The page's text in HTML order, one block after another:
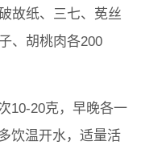
故纸、三七、莬丝
、胡桃肉各200
10-20克，早晚各一
饮温开水，适量活